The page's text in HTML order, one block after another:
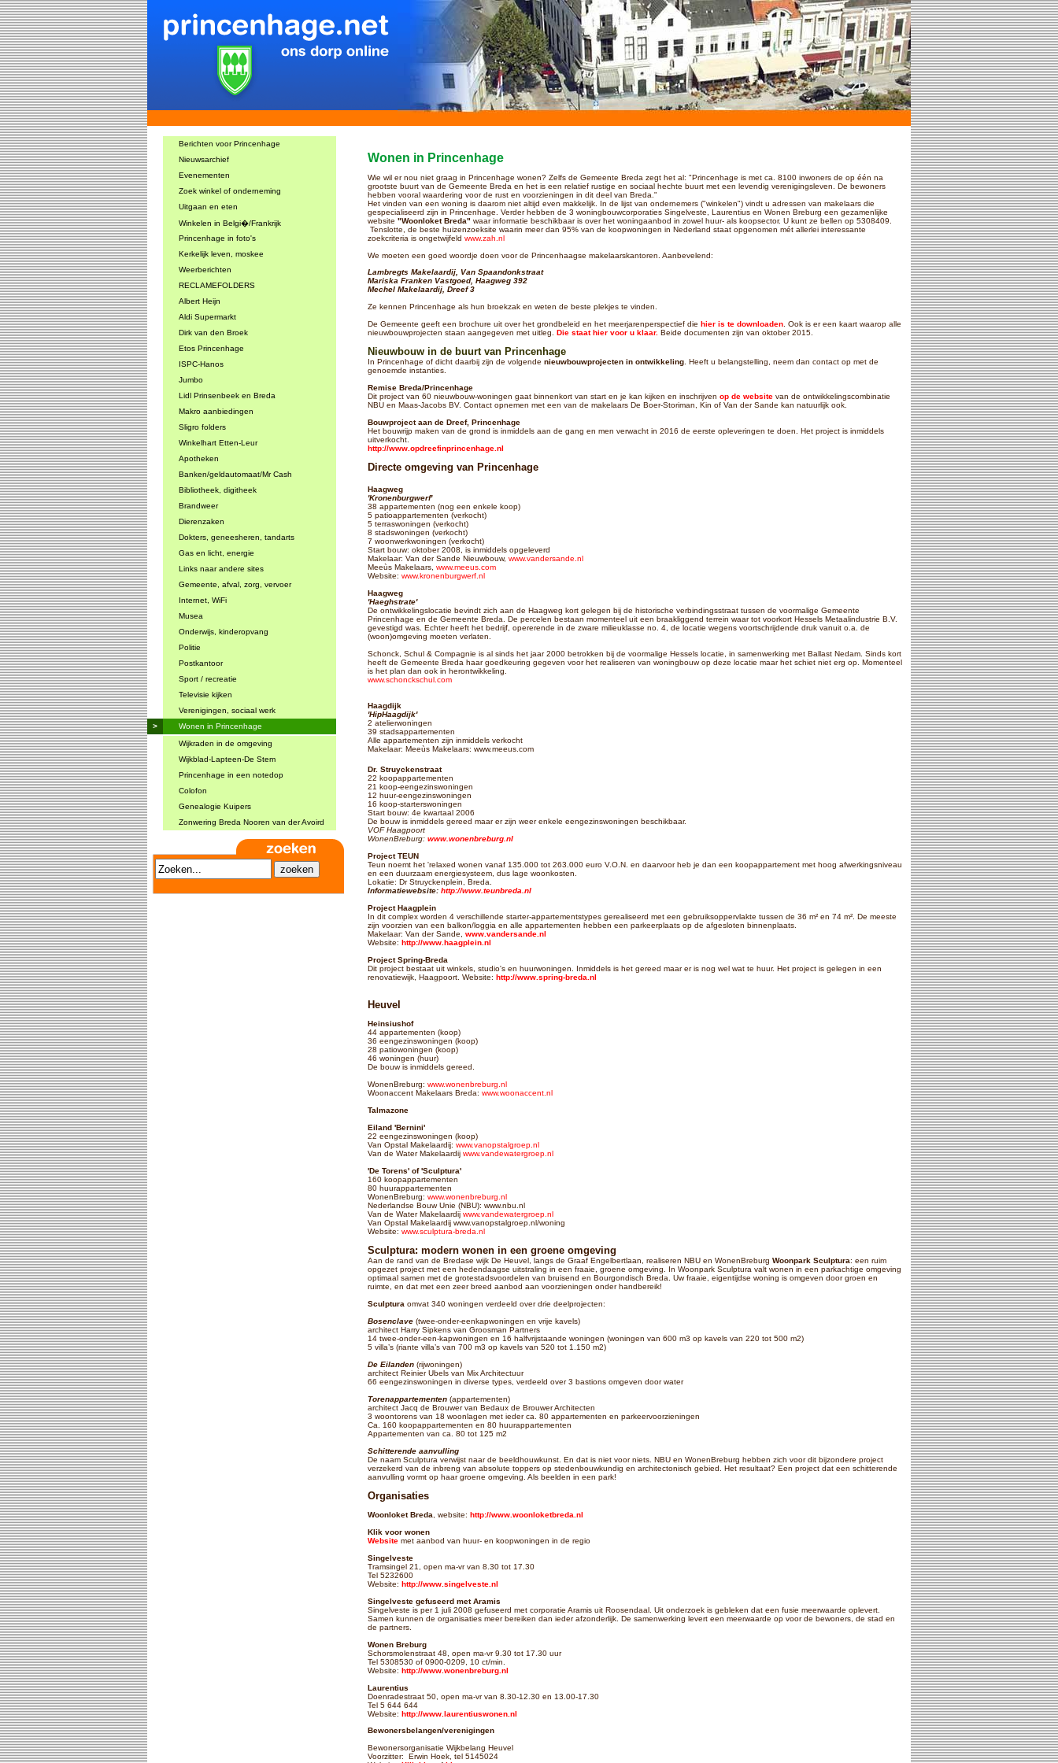
Berichten voor Princenhage
Nieuwsarchief
Evenementen
Zoek winkel of onderneming
Uitgaan en eten
Winkelen in Belgi�/Frankrijk
Princenhage in foto's
Kerkelijk leven, moskee
Weerberichten
RECLAMEFOLDERS
Albert Heijn
Aldi Supermarkt
Dirk van den Broek
Etos Princenhage
ISPC-Hanos
Jumbo
Lidl Prinsenbeek en Breda
Makro aanbiedingen
Sligro folders
Winkelhart Etten-Leur
Apotheken
Banken/geldautomaat/Mr Cash
Bibliotheek, digitheek
Brandweer
Dierenzaken
Dokters, geneesheren, tandarts
Gas en licht, energie
Links naar andere sites
Gemeente, afval, zorg, vervoer
Internet, WiFi
Musea
Onderwijs, kinderopvang
Politie
Postkantoor
Sport / recreatie
Televisie kijken
Verenigingen, sociaal werk
>
Wonen in Princenhage
Wijkraden in de omgeving
Wijkblad-Lapteen-De Stem
Princenhage in een notedop
Colofon
Genealogie Kuipers
Zonwering Breda Nooren van der Avoird
Wonen in Princenhage
Wie wil er nou niet graag in Princenhage wonen? Zelfs de Gemeente Breda zegt het al: "Princenhage is met ca. 8100 inwoners de op één na
grootste buurt van de Gemeente Breda en het is een relatief rustige en sociaal hechte buurt met een levendig verenigingsleven. De bewoners
hebben vooral waardering voor de rust en voorzieningen in dit deel van Breda."
Het vinden van een woning is daarom niet altijd even makkelijk. In de lijst van ondernemers ("winkelen") vindt u adressen van makelaars die
gespecialiseerd zijn in Princenhage. Verder hebben de 3 woningbouwcorporaties Singelveste, Laurentius en Wonen Breburg een gezamenlijke
website "Woonloket Breda" waar informatie beschikbaar is over het woningaanbod in zowel huur- als koopsector. U kunt ze bellen op 5308409.
Tenslotte, de beste huizenzoeksite waarin meer dan 95% van de koopwoningen in Nederland staat opgenomen mét allerlei interessante
zoekcriteria is ongetwijfeld www.zah.nl
We moeten een goed woordje doen voor de Princenhaagse makelaarskantoren. Aanbevelend:
Lambregts Makelaardij, Van Spaandonkstraat
Mariska Franken Vastgoed, Haagweg 392
Mechel Makelaardij, Dreef 3
Ze kennen Princenhage als hun broekzak en weten de beste plekjes te vinden.
De Gemeente geeft een brochure uit over het grondbeleid en het meerjarenperspectief die hier is te downloaden . Ook is er een kaart waarop alle
nieuwbouwprojecten staan aangegeven met uitleg. Die staat hier voor u klaar. Beide documenten zijn van oktober 2015.
Nieuwbouw in de buurt van Princenhage
In Princenhage of dicht daarbij zijn de volgende nieuwbouwprojecten in ontwikkeling . Heeft u belangstelling, neem dan contact op met de
genoemde instanties.
Remise Breda/Princenhage
Dit project van 60 nieuwbouw-woningen gaat binnenkort van start en je kan kijken en inschrijven op de website van de ontwikkelingscombinatie
NBU en Maas-Jacobs BV. Contact opnemen met een van de makelaars De Boer-Storiman, Kin of Van der Sande kan natuurlijk ook.
Bouwproject aan de Dreef, Princenhage
Het bouwrijp maken van de grond is inmiddels aan de gang en men verwacht in 2016 de eerste opleveringen te doen. Het project is inmiddels
uitverkocht.
http://www.opdreefinprincenhage.nl
Directe omgeving van Princenhage
Haagweg
'Kronenburgwerf'
38 appartementen (nog een enkele koop)
5 patioappartementen (verkocht)
5 terraswoningen (verkocht)
8 stadswoningen (verkocht)
7 woonwerkwoningen (verkocht)
Start bouw: oktober 2008, is inmiddels opgeleverd
Makelaar: Van der Sande Nieuwbouw, www.vandersande.nl
Meeùs Makelaars, www.meeus.com
Website: www.kronenburgwerf.nl
Haagweg
'Haeghstrate'
De ontwikkelingslocatie bevindt zich aan de Haagweg kort gelegen bij de historische verbindingsstraat tussen de voormalige Gemeente
Princenhage en de Gemeente Breda. De percelen bestaan momenteel uit een braakliggend terrein waar tot voorkort Hessels Metaalindustrie B.V.
gevestigd was. Echter heeft het bedrijf, opererende in de zware milieuklasse no. 4, de locatie wegens voortschrijdende druk vanuit o.a. de
(woon)omgeving moeten verlaten.
Schonck, Schul & Compagnie is al sinds het jaar 2000 betrokken bij de voormalige Hessels locatie, in samenwerking met Ballast Nedam. Sinds kort
heeft de Gemeente Breda haar goedkeuring gegeven voor het realiseren van woningbouw op deze locatie maar het schiet niet erg op. Momenteel
is het plan dan ook in herontwikkeling.
www.schonckschul.com
Haagdijk
'HipHaagdijk'
2 atelierwoningen
39 stadsappartementen
Alle appartementen zijn inmiddels verkocht
Makelaar: Meeùs Makelaars: www.meeus.com
Dr. Struyckenstraat
22 koopappartementen
21 koop-eengezinswoningen
12 huur-eengezinswoningen
16 koop-starterswoningen
Start bouw: 4e kwartaal 2006
De bouw is inmiddels gereed maar er zijn weer enkele eengezinswoningen beschikbaar.
VOF Haagpoort
WonenBreburg: www.wonenbreburg.nl
Project TEUN
Teun noemt het 'relaxed wonen vanaf 135.000 tot 263.000 euro V.O.N. en daarvoor heb je dan een koopappartement met hoog afwerkingsniveau
en een duurzaam energiesysteem, dus lage woonkosten.
Lokatie: Dr Struyckenplein, Breda.
Informatiewebsite: http://www.teunbreda.nl
Project Haagplein
In dit complex worden 4 verschillende starter-appartementstypes gerealiseerd met een gebruiksoppervlakte tussen de 36 m² en 74 m². De meeste
zijn voorzien van een balkon/loggia en alle appartementen hebben een parkeerplaats op de afgesloten binnenplaats.
Makelaar: Van der Sande, www.vandersande.nl
Website: http://www.haagplein.nl
Project Spring-Breda
Dit project bestaat uit winkels, studio's en huurwoningen. Inmiddels is het gereed maar er is nog wel wat te huur. Het project is gelegen in een
renovatiewijk, Haagpoort. Website: http://www.spring-breda.nl
Heuvel
Heinsiushof
44 appartementen (koop)
36 eengezinswoningen (koop)
28 patiowoningen (koop)
46 woningen (huur)
De bouw is inmiddels gereed.
WonenBreburg: www.wonenbreburg.nl
Woonaccent Makelaars Breda: www.woonaccent.nl
Talmazone
Eiland 'Bernini'
22 eengezinswoningen (koop)
Van Opstal Makelaardij: www.vanopstalgroep.nl
Van de Water Makelaardij www.vandewatergroep.nl
'De Torens' of 'Sculptura'
160 koopappartementen
80 huurappartementen
WonenBreburg: www.wonenbreburg.nl
Nederlandse Bouw Unie (NBU): www.nbu.nl
Van de Water Makelaardij www.vandewatergroep.nl
Van Opstal Makelaardij www.vanopstalgroep.nl/woning
Website: www.sculptura-breda.nl
Sculptura: modern wonen in een groene omgeving
Aan de rand van de Bredase wijk De Heuvel, langs de Graaf Engelbertlaan, realiseren NBU en WonenBreburg Woonpark Sculptura: een ruim
opgezet project met een hedendaagse uitstraling in een fraaie, groene omgeving. In Woonpark Sculptura valt wonen in een parkachtige omgeving
optimaal samen met de grotestadsvoordelen van bruisend en Bourgondisch Breda. Uw fraaie, eigentijdse woning is omgeven door groen en
ruimte, en dat met een zeer breed aanbod aan voorzieningen onder handbereik!
Sculptura omvat 340 woningen verdeeld over drie deelprojecten:
Bosenclave (twee-onder-eenkapwoningen en vrije kavels)
architect Harry Sipkens van Groosman Partners
14 twee-onder-een-kapwoningen en 16 halfvrijstaande woningen (woningen van 600 m3 op kavels van 220 tot 500 m2)
5 villa’s (riante villa’s van 700 m3 op kavels van 520 tot 1.150 m2)
De Eilanden (rijwoningen)
architect Reinier Ubels van Mix Architectuur
66 eengezinswoningen in diverse types, verdeeld over 3 bastions omgeven door water
Torenappartementen (appartementen)
architect Jacq de Brouwer van Bedaux de Brouwer Architecten
3 woontorens van 18 woonlagen met ieder ca. 80 appartementen en parkeervoorzieningen
Ca. 160 koopappartementen en 80 huurappartementen
Appartementen van ca. 80 tot 125 m2
Schitterende aanvulling
De naam Sculptura verwijst naar de beeldhouwkunst. En dat is niet voor niets. NBU en WonenBreburg hebben zich voor dit bijzondere project
verzekerd van de inbreng van absolute toppers op stedenbouwkundig en architectonisch gebied. Het resultaat? Een project dat een schitterende
aanvulling vormt op haar groene omgeving. Als beelden in een park!
Organisaties
Woonloket Breda , website: http://www.woonloketbreda.nl
Klik voor wonen
Website met aanbod van huur- en koopwoningen in de regio
Singelveste
Tramsingel 21, open ma-vr van 8.30 tot 17.30
Tel 5232600
Website: http://www.singelveste.nl
Singelveste gefuseerd met Aramis
Singelveste is per 1 juli 2008 gefuseerd met corporatie Aramis uit Roosendaal. Uit onderzoek is gebleken dat een fusie meerwaarde oplevert.
Samen kunnen de organisaties meer bereiken dan ieder afzonderlijk. De samenwerking levert een meerwaarde op voor de bewoners, de stad en
de partners.
Wonen Breburg
Schorsmolenstraat 48, open ma-vr 9.30 tot 17.30 uur
Tel 5308530 of 0900-0209, 10 ct/min.
Website: http://www.wonenbreburg.nl
Laurentius
Doenradestraat 50, open ma-vr van 8.30-12.30 en 13.00-17.30
Tel 5 644 644
Website: http://www.laurentiuswonen.nl
Bewonersbelangen/verenigingen
Bewonersorganisatie Wijkbelang Heuvel
Voorzitter: Erwin Hoek, tel 5145024